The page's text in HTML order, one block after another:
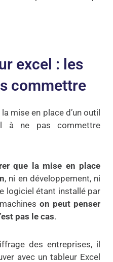
excel : les
commettre
mise en place d’un outil
à ne pas commettre
que la mise en place
, ni en développement, ni
logiciel étant installé par
on peut penser
pas le cas.
des entreprises, il
avec un tableur Excel